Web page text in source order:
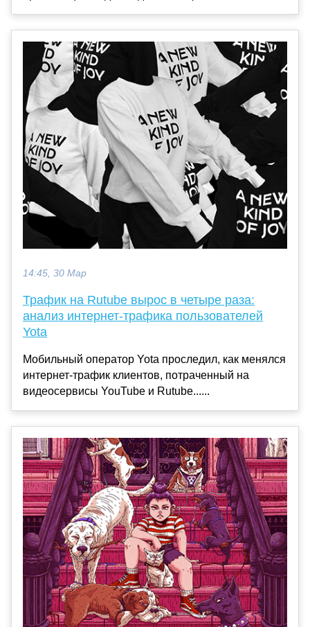
14:45, 30 Мар
Трафик на Rutube вырос в четыре раза:
анализ интернет-трафика пользователей
Yota
Мобильный оператор Yota проследил, как менялся
интернет-трафик клиентов, потраченный на
видеосервисы YouTube и Rutube......